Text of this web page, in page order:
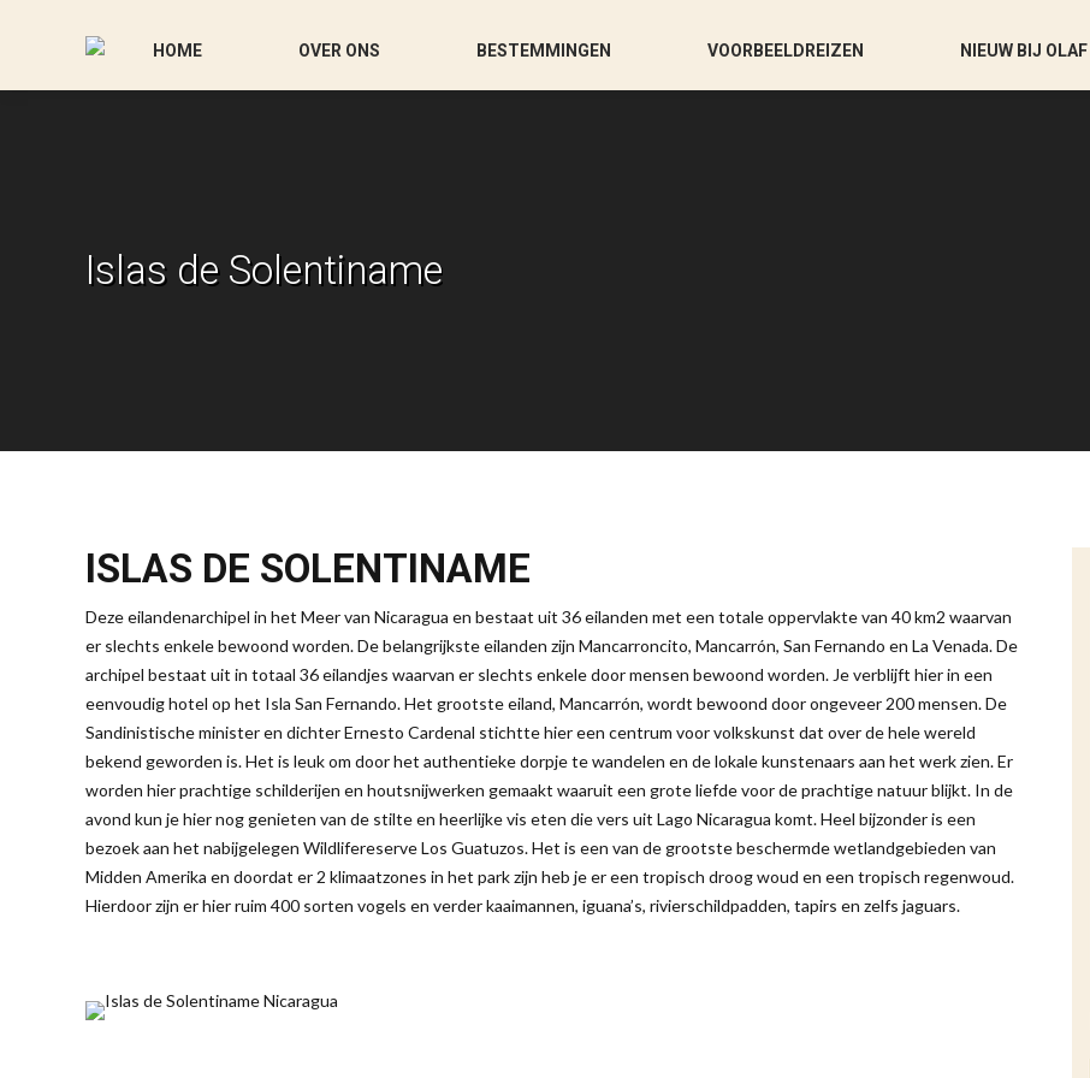
HOME OVER ONS BESTEMMINGEN VOORBEELDREIZEN NIEUW BIJ OLAF
Islas de Solentiname
Je bent hier:
ISLAS DE SOLENTINAME
Deze eilandenarchipel in het Meer van Nicaragua en bestaat uit 36 eilanden met een totale oppervlakte van 40 km2 waarvan
er slechts enkele bewoond worden. De belangrijkste eilanden zijn Mancarroncito, Mancarrón, San Fernando en La Venada. De
archipel bestaat uit in totaal 36 eilandjes waarvan er slechts enkele door mensen bewoond worden. Je verblijft hier in een
eenvoudig hotel op het Isla San Fernando. Het grootste eiland, Mancarrón, wordt bewoond door ongeveer 200 mensen. De
Sandinistische minister en dichter Ernesto Cardenal stichtte hier een centrum voor volkskunst dat over de hele wereld
bekend geworden is. Het is leuk om door het authentieke dorpje te wandelen en de lokale kunstenaars aan het werk zien. Er
worden hier prachtige schilderijen en houtsnijwerken gemaakt waaruit een grote liefde voor de prachtige natuur blijkt. In de
avond kun je hier nog genieten van de stilte en heerlijke vis eten die vers uit Lago Nicaragua komt. Heel bijzonder is een
bezoek aan het nabijgelegen Wildlifereserve Los Guatuzos. Het is een van de grootste beschermde wetlandgebieden van
Midden Amerika en doordat er 2 klimaatzones in het park zijn heb je er een tropisch droog woud en een tropisch regenwoud.
Hierdoor zijn er hier ruim 400 sorten vogels en verder kaaimannen, iguana’s, rivierschildpadden, tapirs en zelfs jaguars.